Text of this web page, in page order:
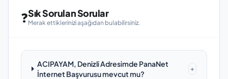
❓Sık Sorulan Sorular
Merak ettiklerinizi aşağıdan bulabilirsiniz.
ACIPAYAM, Denizli Adresimde PanaNet
İnternet Başvurusu mevcut mu?
+